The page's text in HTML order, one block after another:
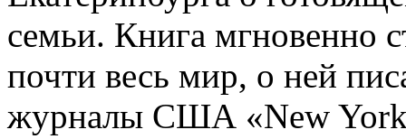
семьи. Книга мгновенно
почти весь мир, о ней
журналы США «New York